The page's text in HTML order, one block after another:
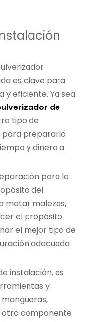
es clave para
y eficiente. Ya sea
de
tipo de
para prepararlo
y dinero a
para la
del
matar malezas,
el propósito
el mejor tipo de
adecuada
instalación, es
y
otro componente